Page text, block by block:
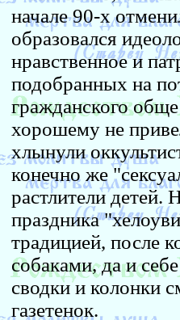
начале 90-х
образовался
нравственное и
подобранных на
гражданского
хорошему не
хлынули
конечно же
растлители детей.
праздника
традицией, после
собаками, да и
сводки и колонки
газетенок.